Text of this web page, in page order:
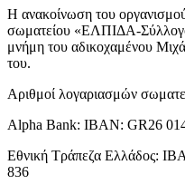
Η ανακοίνωση του
σωματείου «ΕΛΠΙΔΑ-
μνήμη του αδικοχαμένου
του.
Αριθμοί λογαριασμών
Alpha Bank: IBAN: GR26
Εθνική Τράπεζα Ελλάδος:
836